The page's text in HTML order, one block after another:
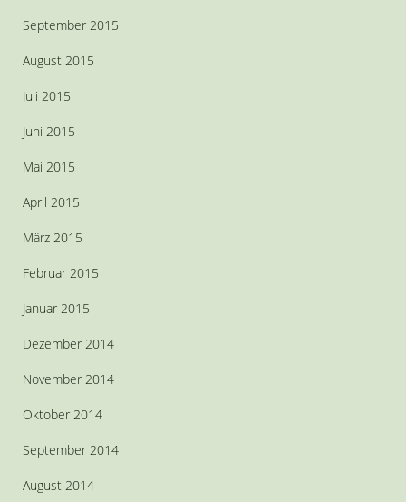
September 2015
August 2015
Juli 2015
Juni 2015
Mai 2015
April 2015
März 2015
Februar 2015
Januar 2015
Dezember 2014
November 2014
Oktober 2014
September 2014
August 2014